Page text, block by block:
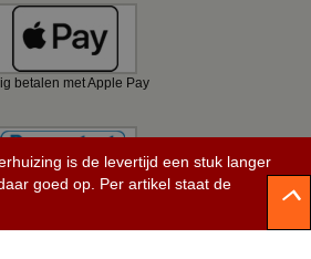
betalen met Apple Pay
betalen met Bancontact
is de levertijd een stuk langer
goed op. Per artikel staat de